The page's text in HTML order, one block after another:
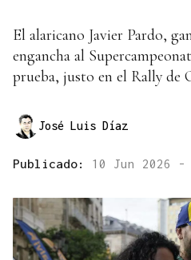
El alaricano Javier Pardo,
engancha al
prueba, justo en el Rally de
José Luis Díaz
Publicado: 10 Jun 2026 -